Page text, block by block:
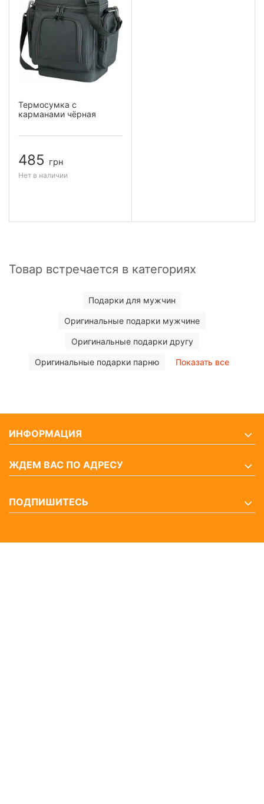
Термосумка с
карманами чёрная
485 грн
Нет в наличии
Товар встречается в категориях
Подарки для мужчин
Оригинальные подарки мужчине
Оригинальные подарки другу
Оригинальные подарки парню Показать все
ИНФОРМАЦИЯ
ЖДЕМ ВАС ПО АДРЕСУ
ПОДПИШИТЕСЬ